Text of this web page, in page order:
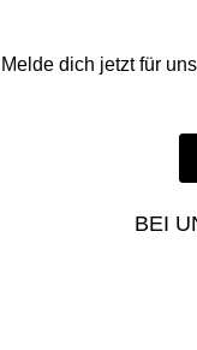
Melde dich jetzt für
BEI